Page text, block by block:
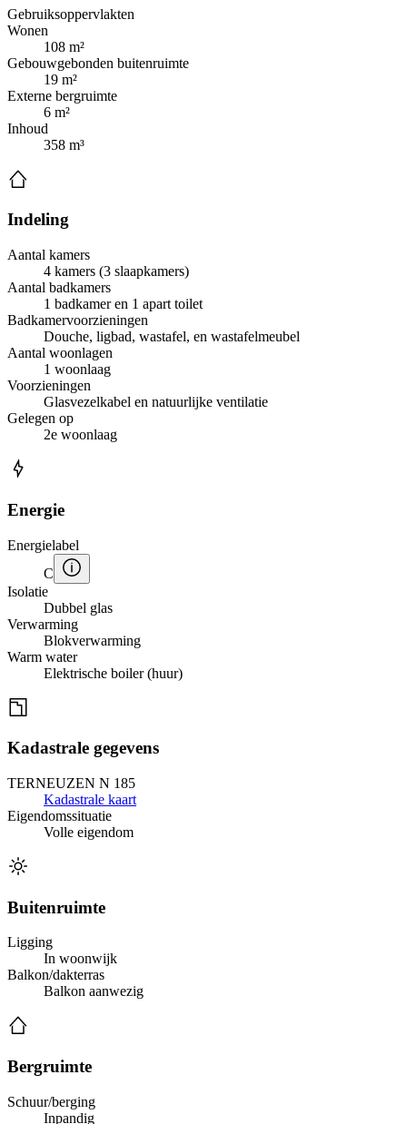
Gebruiksoppervlakten
Wonen
108 m²
Gebouwgebonden buitenruimte
19 m²
Externe bergruimte
6 m²
Inhoud
358 m³
Indeling
Aantal kamers
4 kamers (3 slaapkamers)
Aantal badkamers
1 badkamer en 1 apart toilet
Badkamervoorzieningen
Douche, ligbad, wastafel, en wastafelmeubel
Aantal woonlagen
1 woonlaag
Voorzieningen
Glasvezelkabel en natuurlijke ventilatie
Gelegen op
2e woonlaag
Energie
Energielabel
C
Isolatie
Dubbel glas
Verwarming
Blokverwarming
Warm water
Elektrische boiler (huur)
Kadastrale gegevens
TERNEUZEN N 185
Kadastrale kaart
Eigendomssituatie
Volle eigendom
Buitenruimte
Ligging
In woonwijk
Balkon/dakterras
Balkon aanwezig
Bergruimte
Schuur/berging
Inpandig